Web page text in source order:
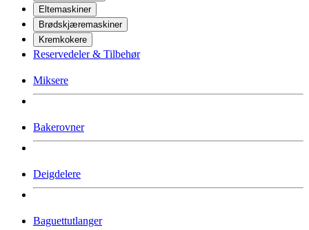
Eltemaskiner
Brødskjæremaskiner
Kremkokere
Reservedeler & Tilbehør
Miksere
Bakerovner
Deigdelere
Baguettutlanger